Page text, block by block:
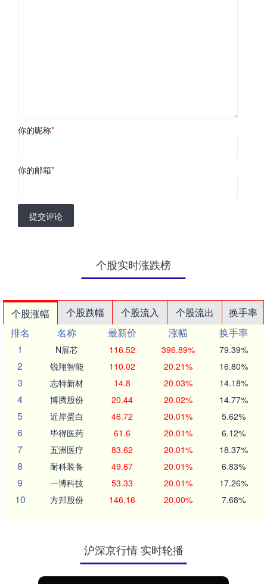
你的昵称*
你的邮箱*
提交评论
个股实时涨跌榜
个股涨幅 个股跌幅 个股流入 个股流出
换手率
排名
名称 最新价 涨幅
换手率
1
N展芯 116.52 396.89% 79.39%
2 锐翔智能 110.02 20.21% 16.80%
3 志特新材 14.8 20.03% 14.18%
4 博腾股份 20.44 20.02% 14.77%
5 近岸蛋白 46.72 20.01% 5.62%
6 毕得医药 61.6 20.01% 6.12%
7 五洲医疗 83.62 20.01% 18.37%
8 耐科装备 49.67 20.01% 6.83%
9 一博科技 53.33 20.01% 17.26%
10 方邦股份 146.16 20.00% 7.68%
沪深京行情 实时轮播